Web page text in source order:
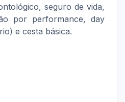
seguro de vida,
por performance, day
e cesta básica.